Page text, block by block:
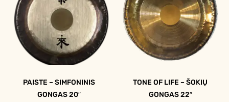
PAISTE – SIMFONINIS
GONGAS 20″
TONE OF LIFE – ŠOKIŲ
GONGAS 22″